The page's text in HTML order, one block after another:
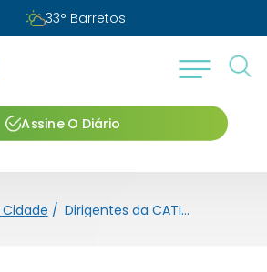
33° Barretos
Assine O Diário
/ Dirigentes da CATI e Sirvarig apresentam trabalho de captação de água e monitoramento em Guaíra